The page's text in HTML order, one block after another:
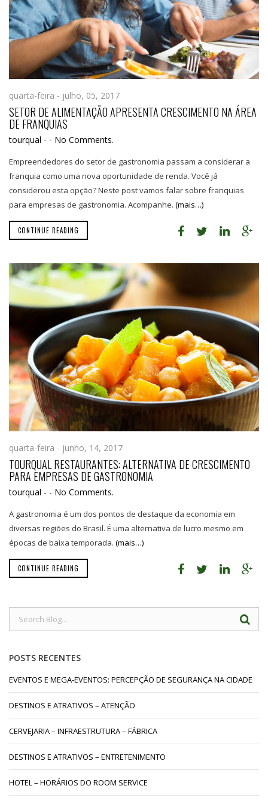
quarta-feira - julho, 05, 2017
SETOR DE ALIMENTAÇÃO APRESENTA CRESCIMENTO NA ÁREA
DE FRANQUIAS
tourqual - - No Comments.
Empreendedores do setor de gastronomia passam a considerar a
franquia como uma nova oportunidade de renda. Você já
considerou esta opção? Neste post vamos falar sobre franquias
para empresas de gastronomia. Acompanhe. (mais…)
CONTINUE READING
quarta-feira - junho, 14, 2017
TOURQUAL RESTAURANTES: ALTERNATIVA DE CRESCIMENTO
PARA EMPRESAS DE GASTRONOMIA
tourqual - - No Comments.
A gastronomia é um dos pontos de destaque da economia em
diversas regiões do Brasil. É uma alternativa de lucro mesmo em
épocas de baixa temporada. (mais…)
CONTINUE READING
POSTS RECENTES
EVENTOS E MEGA-EVENTOS: PERCEPÇÃO DE SEGURANÇA NA CIDADE
DESTINOS E ATRATIVOS – ATENÇÃO
CERVEJARIA – INFRAESTRUTURA – FÁBRICA
DESTINOS E ATRATIVOS – ENTRETENIMENTO
HOTEL – HORÁRIOS DO ROOM SERVICE